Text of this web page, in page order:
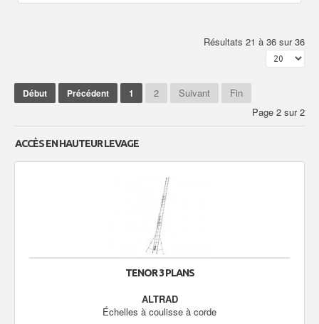
Résultats 21 à 36 sur 36
Début Précédent 1 2 Suivant
Fin
Page 2 sur 2
ACCÈS EN HAUTEUR LEVAGE
TENOR 3 PLANS
ALTRAD
Échelles à coulisse à corde